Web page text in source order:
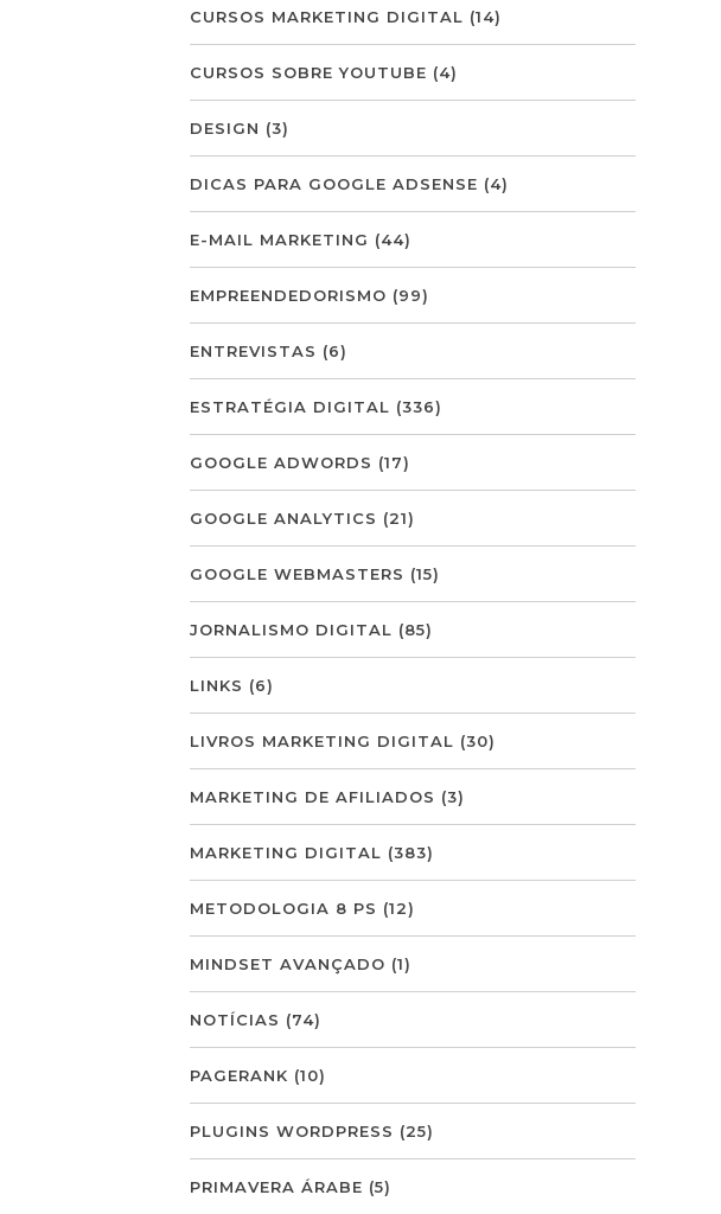
CURSOS MARKETING DIGITAL (14)
CURSOS SOBRE YOUTUBE (4)
DESIGN (3)
DICAS PARA GOOGLE ADSENSE (4)
E-MAIL MARKETING (44)
EMPREENDEDORISMO (99)
ENTREVISTAS (6)
ESTRATÉGIA DIGITAL (336)
GOOGLE ADWORDS (17)
GOOGLE ANALYTICS (21)
GOOGLE WEBMASTERS (15)
JORNALISMO DIGITAL (85)
LINKS (6)
LIVROS MARKETING DIGITAL (30)
MARKETING DE AFILIADOS (3)
MARKETING DIGITAL (383)
METODOLOGIA 8 PS (12)
MINDSET AVANÇADO (1)
NOTÍCIAS (74)
PAGERANK (10)
PLUGINS WORDPRESS (25)
PRIMAVERA ÁRABE (5)